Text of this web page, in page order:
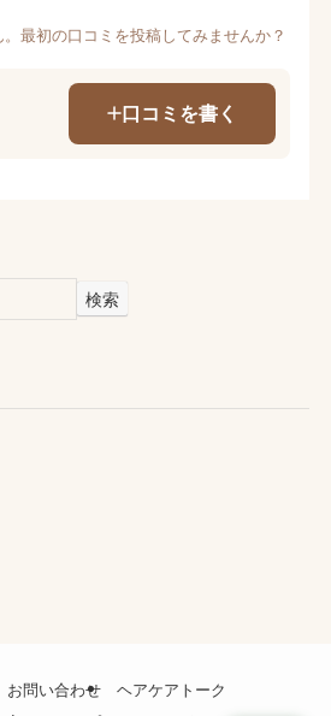
最初の口コミを投稿してみませんか？
口コミを書く
検索
お問い合わせ
ヘアケアトーク